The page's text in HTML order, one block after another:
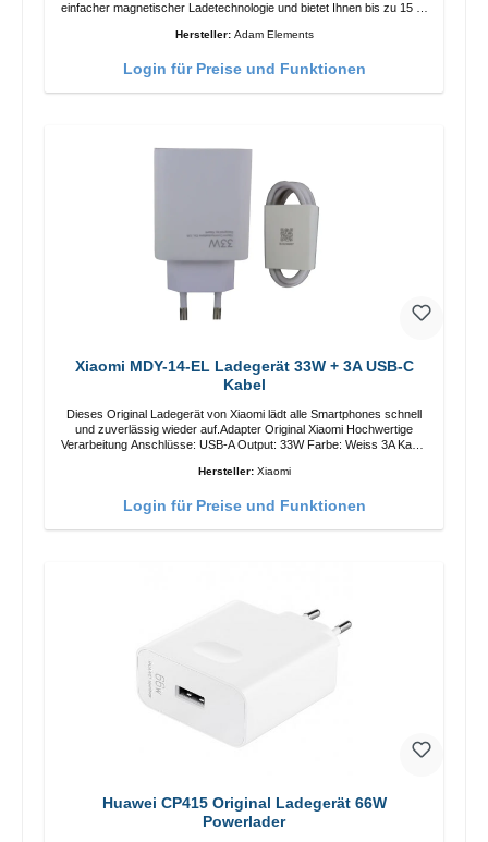
einfacher magnetischer Ladetechnologie und bietet Ihnen bis zu 15 W
ermöglicht das Design mit einstellbarem Ladewinkel eine einfache
Funktionen Kabellose Ladeleistung von bis zu 15 W für schnelles
Hersteller: Adam Elements
Login für Preise und Funktionen
Xiaomi MDY-14-EL Ladegerät 33W + 3A USB-C
Kabel
Dieses Original Ladegerät von Xiaomi lädt alle Smartphones schnell
und zuverlässig wieder auf.Adapter Original Xiaomi Hochwertige
Verarbeitung Anschlüsse: USB-A Output: 33W Farbe: Weiss 3A Kabel
Hersteller: Xiaomi
Login für Preise und Funktionen
Huawei CP415 Original Ladegerät 66W
Powerlader